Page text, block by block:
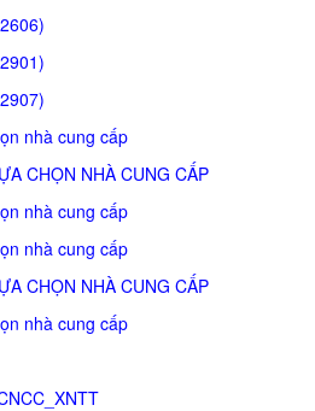
nhà cung cấp
CHỌN NHÀ CUNG CẤP
nhà cung cấp
nhà cung cấp
CHỌN NHÀ CUNG CẤP
nhà cung cấp